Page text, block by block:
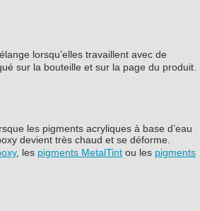
lorsqu’elles travaillent avec de
sur la bouteille et sur la page du produit.
les pigments acryliques à base d’eau
devient très chaud et se déforme.
, les pigments MetalTint ou les pigments